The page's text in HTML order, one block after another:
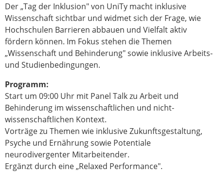
Der „Tag der Inklusion" von UniTy macht inklusive
Wissenschaft sichtbar und widmet sich der Frage, wie
Hochschulen Barrieren abbauen und Vielfalt aktiv
fördern können. Im Fokus stehen die Themen
„Wissenschaft und Behinderung" sowie inklusive Arbeits-
und Studienbedingungen.
Programm:
Start um 09:00 Uhr mit Panel Talk zu Arbeit und
Behinderung im wissenschaftlichen und nicht-
wissenschaftlichen Kontext.
Vorträge zu Themen wie inklusive Zukunftsgestaltung,
Psyche und Ernährung sowie Potentiale
neurodivergenter Mitarbeitender.
Ergänzt durch eine „Relaxed Performance".